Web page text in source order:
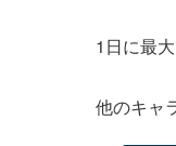
1日に最
他のキャ